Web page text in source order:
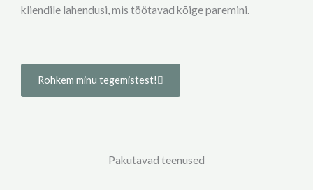
kliendile lahendusi, mis töötavad kõige paremini.
Rohkem minu tegemistest!
Pakutavad teenused